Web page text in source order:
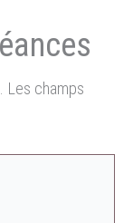
Les champs